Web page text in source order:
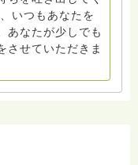
いつもあなたを
あなたが少しでも
させていただきま